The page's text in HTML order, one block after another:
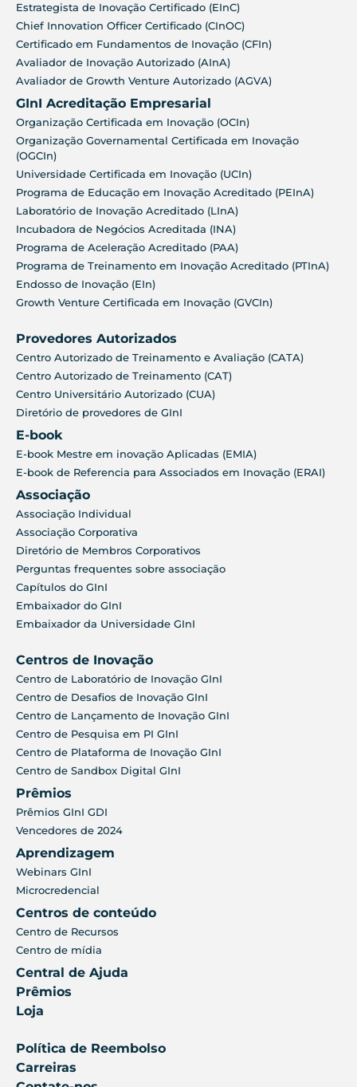
Estrategista de Inovação Certificado (EInC)
Chief Innovation Officer Certificado (CInOC)
Certificado em Fundamentos de Inovação (CFIn)
Avaliador de Inovação Autorizado (AInA)
Avaliador de Growth Venture Autorizado (AGVA)
GInI Acreditação Empresarial
Organização Certificada em Inovação (OCIn)
Organização Governamental Certificada em Inovação
(OGCIn)
Universidade Certificada em Inovação (UCIn)
Programa de Educação em Inovação Acreditado (PEInA)
Laboratório de Inovação Acreditado (LInA)
Incubadora de Negócios Acreditada (INA)
Programa de Aceleração Acreditado (PAA)
Programa de Treinamento em Inovação Acreditado (PTInA)
Endosso de Inovação (EIn)
Growth Venture Certificada em Inovação (GVCIn)
Provedores Autorizados
Centro Autorizado de Treinamento e Avaliação (CATA)
Centro Autorizado de Treinamento (CAT)
Centro Universitário Autorizado (CUA)
Diretório de provedores de GInI
E-book
E-book Mestre em inovação Aplicadas (EMIA)
E-book de Referencia para Associados em Inovação (ERAI)
Associação
Associação Individual
Associação Corporativa
Diretório de Membros Corporativos
Perguntas frequentes sobre associação
Capítulos do GInI
Embaixador do GInI
Embaixador da Universidade GInI
Centros de Inovação
Centro de Laboratório de Inovação GInI
Centro de Desafios de Inovação GInI
Centro de Lançamento de Inovação GInI
Centro de Pesquisa em PI GInI
Centro de Plataforma de Inovação GInI
Centro de Sandbox Digital GInI
Prêmios
Prêmios GInI GDI
Vencedores de 2024
Aprendizagem
Webinars GInI
Microcredencial
Centros de conteúdo
Centro de Recursos
Centro de mídia
Central de Ajuda
Prêmios
Loja
Política de Reembolso
Carreiras